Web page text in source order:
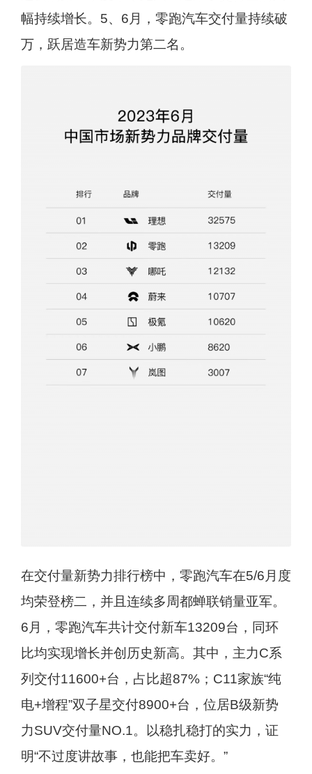
幅持续增长。5、6月，零跑汽车交付量持续破
万，跃居造车新势力第二名。
在交付量新势力排行榜中，零跑汽车在5/6月度
均荣登榜二，并且连续多周都蝉联销量亚军。
6月，零跑汽车共计交付新车13209台，同环
比均实现增长并创历史新高。其中，主力C系
列交付11600+台，占比超87%；C11家族“纯
电+增程”双子星交付8900+台，位居B级新势
力SUV交付量NO.1。以稳扎稳打的实力，证
明“不过度讲故事，也能把车卖好。”